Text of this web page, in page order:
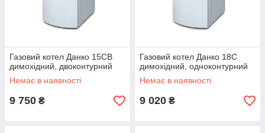
Газовий котел Данко 15СВ
димохідний, двоконтурний
Немає в наявності
9 750 ₴
Газовий котел Данко 18С
димохідний, одноконтурний
Немає в наявності
9 020 ₴